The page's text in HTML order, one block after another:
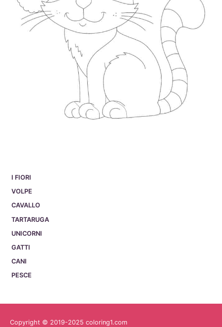
I FIORI
VOLPE
CAVALLO
TARTARUGA
UNICORNI
GATTI
CANI
PESCE
Copyright © 2019-2025 coloring1.com